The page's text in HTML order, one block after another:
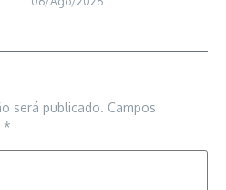
será publicado. Campos
*